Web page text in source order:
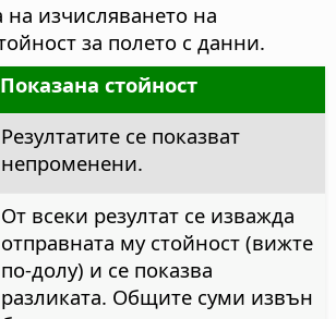
на изчисляването на
за полето с данни.
Показана стойност
Резултатите се показват
непроменени.
От всеки резултат се изважда
отправната му стойност (вижте
по-долу) и се показва
разликата. Общите суми извън